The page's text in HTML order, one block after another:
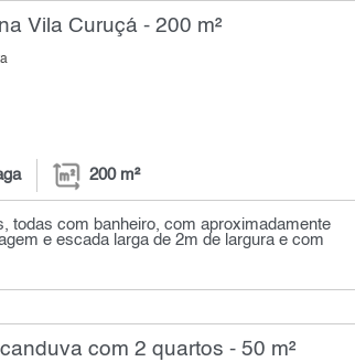
Vila Curuçá - 200 m²
200 m²
todas com banheiro, com aproximadamente
e escada larga de 2m de largura e com
com 2 quartos - 50 m²